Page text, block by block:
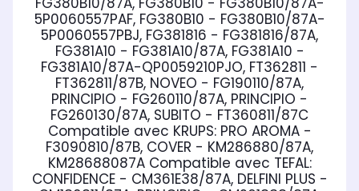
5P0060557PAF, FG380B10 - FG380B10/87A-
5P0060557PBJ, FG381816 - FG381816/87A,
FG381A10 - FG381A10/87A, FG381A10 -
FG381A10/87A-QP0059210PJO, FT362811 -
FT362811/87B, NOVEO - FG190110/87A,
PRINCIPIO - FG260110/87A, PRINCIPIO -
FG260130/87A, SUBITO - FT360811/87C
Compatible avec KRUPS: PRO AROMA -
F3090810/87B, COVER - KM286880/87A,
KM28688087A Compatible avec TEFAL:
CONFIDENCE - CM361E38/87A, DELFINI PLUS -